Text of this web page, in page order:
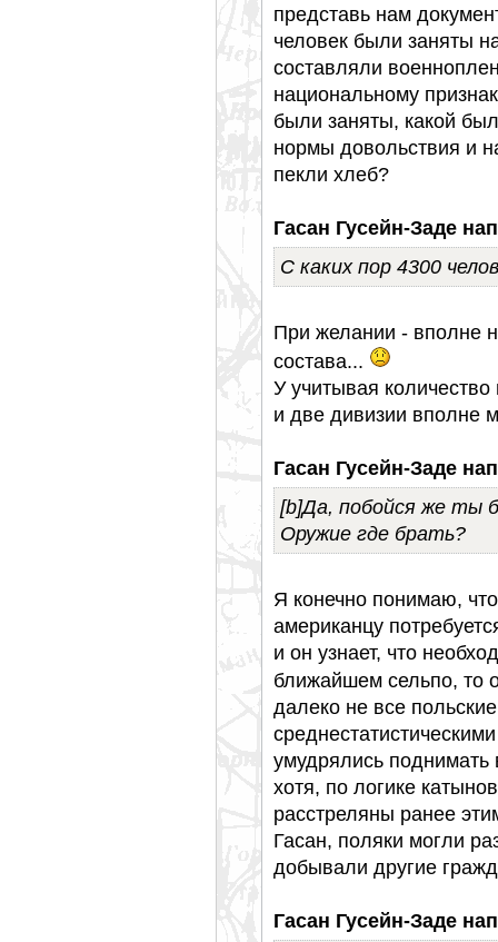
представь нам
человек были заняты
составляли
национальному
были заняты, какой
нормы довольствия и
пекли хлеб?
Гасан Гусейн-Заде
С каких пор 4300
При желании - вполне
состава...
У учитывая
и две дивизии вполне
Гасан Гусейн-Заде
[b]Да, побойся же ты
Оружие где брать?
Я конечно понимаю,
американцу
и он узнает, что
ближайшем сельпо, то
далеко не все
умудрялись поднимать
хотя, по логике
расстреляны ранее
Гасан, поляки могли
добывали другие
Гасан Гусейн-Заде